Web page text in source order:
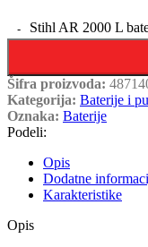
Stihl AR 2000 L
Šifra proizvoda:
Kategorija: Baterije i
Oznaka: Baterije
Podeli:
Opis
Dodatne
Karakteristike
Opis